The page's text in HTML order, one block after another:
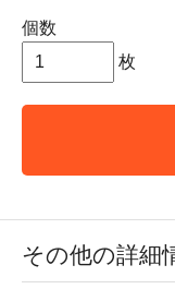
個数
枚
その他の詳細